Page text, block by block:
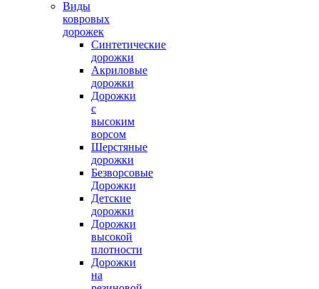
Виды
ковровых
дорожек
Синтетические
дорожки
Акриловые
дорожки
Дорожки
с
высоким
ворсом
Шерстяные
дорожки
Безворсовые
Дорожки
Детские
дорожки
Дорожки
высокой
плотности
Дорожки
на